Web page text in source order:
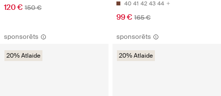
120 € 150 € 40 41 42 43 44
99 € 165 €
sponsorēts
20% Atlaide
sponsorēts
20% Atlaide